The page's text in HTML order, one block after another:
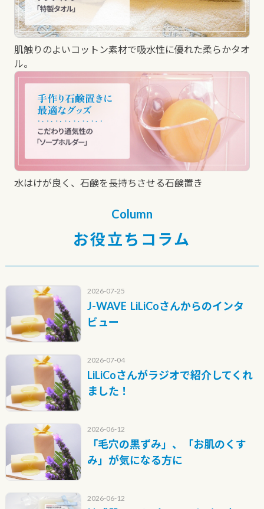
肌触りのよいコットン素材で吸水性に優れた柔らかタオ
ル。
水はけが良く、石鹸を長持ちさせる石鹸置き
Column
お役立ちコラム
2026-07-25
J-WAVE LiLiCoさんからのインタ
ビュー
2026-07-04
LiLiCoさんがラジオで紹介してくれ
ました！
2026-06-12
「毛穴の黒ずみ」、「お肌のくす
み」が気になる方に
2026-06-12